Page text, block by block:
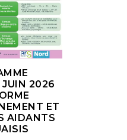
JUIN 2026
ET
AIDANTS